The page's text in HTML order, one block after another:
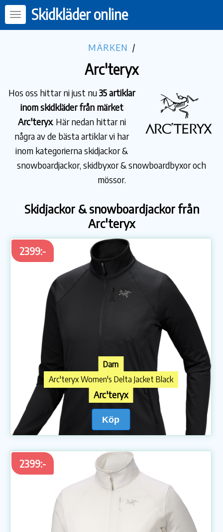
Skidkläder online
MÄRKEN /
Arc'teryx
Hos oss hittar ni just nu35 artiklar
inom skidkläder från märket
Arc'teryx. Här nedan hittar ni
några av de bästa artiklar vi har
inom kategorierna skidjackor &
snowboardjackor, skidbyxor & snowboardbyxor och
mössor.
Skidjackor & snowboardjackor från
Arc'teryx
2399:-
Dam
Arc'teryx Women's Delta Jacket Black
Arc'teryx
Köp
2399:-